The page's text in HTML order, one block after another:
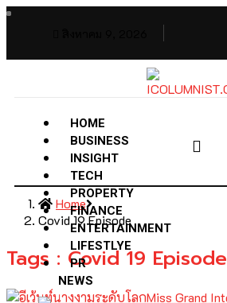
HOME
BUSINESS
INSIGHT
TECH
PROPERTY
FINANCE
ENTERTAINMENT
LIFESTLYE
PR
NEWS
Home
Covid 19 Episode
Tags : Covid 19 Episode